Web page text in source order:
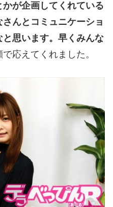
が企画してくれている
んとコミュニケーショ
思います。早くみんな
で応えてくれました。